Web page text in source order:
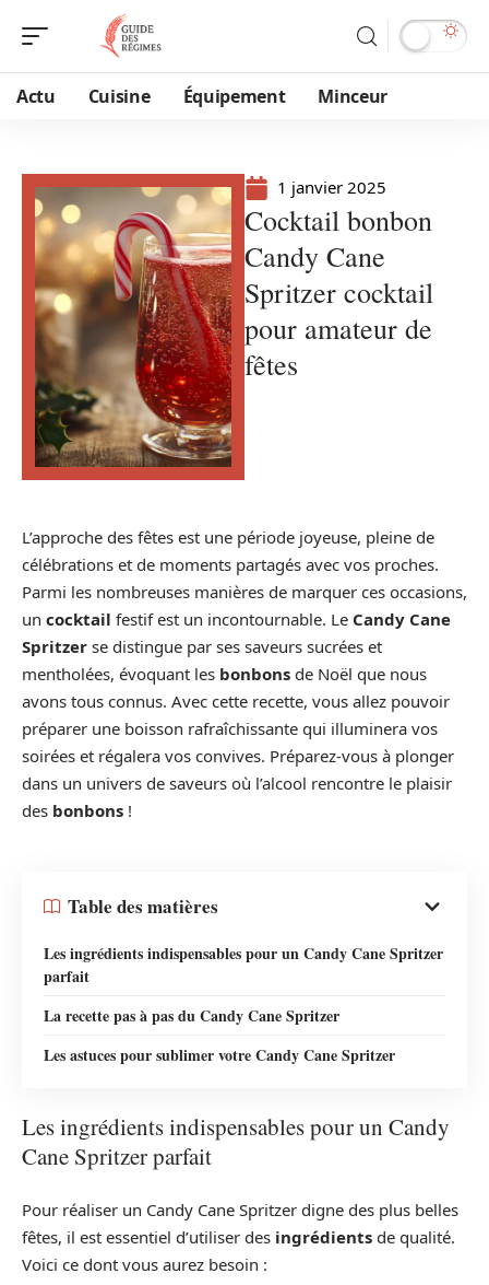
Actu Cuisine Équipement Minceur
1 janvier 2025
Cocktail bonbon
Candy Cane
Spritzer cocktail
pour amateur de
fêtes
L’approche des fêtes est une période joyeuse, pleine de
célébrations et de moments partagés avec vos proches.
Parmi les nombreuses manières de marquer ces occasions,
un cocktail festif est un incontournable. Le Candy Cane
Spritzer se distingue par ses saveurs sucrées et
mentholées, évoquant les bonbons de Noël que nous
avons tous connus. Avec cette recette, vous allez pouvoir
préparer une boisson rafraîchissante qui illuminera vos
soirées et régalera vos convives. Préparez-vous à plonger
dans un univers de saveurs où l’alcool rencontre le plaisir
des bonbons !
Table des matières
Les ingrédients indispensables pour un Candy Cane Spritzer
parfait
La recette pas à pas du Candy Cane Spritzer
Les astuces pour sublimer votre Candy Cane Spritzer
Les ingrédients indispensables pour un Candy
Cane Spritzer parfait
Pour réaliser un Candy Cane Spritzer digne des plus belles
fêtes, il est essentiel d’utiliser des ingrédients de qualité.
Voici ce dont vous aurez besoin :